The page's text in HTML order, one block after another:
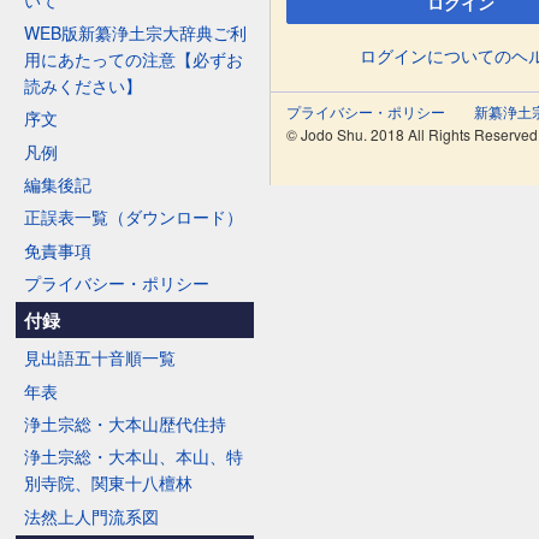
WEB版新纂浄土宗大辞典ご利
用にあたっての注意【必ずお
読みください】
序文
凡例
編集後記
正誤表一覧（ダウンロード）
免責事項
プライバシー・ポリシー
付録
見出語五十音順一覧
年表
浄土宗総・大本山歴代住持
浄土宗総・大本山、本山、特
別寺院、関東十八檀林
法然上人門流系図
ログインについてのヘ
プライバシー・ポリシー 新纂浄土
© Jodo Shu. 2018 All Rights Reserved.